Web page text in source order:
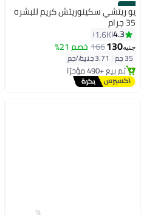
#35
يو ريتشي سكينوريتش كريم للبشره
35 جرام
4.3
1.6K
جنيه130
166 خصم 21%
35 جم |
توصيل مجاني
بتخلّص بسرعة
تم بيع +490 مؤخرًا
توصيل مجاني